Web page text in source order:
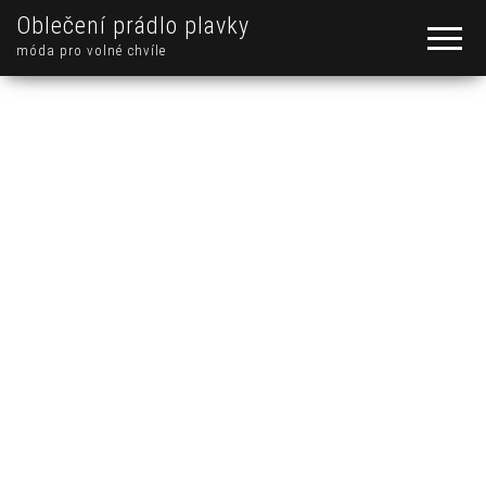
Oblečení prádlo plavky
móda pro volné chvíle